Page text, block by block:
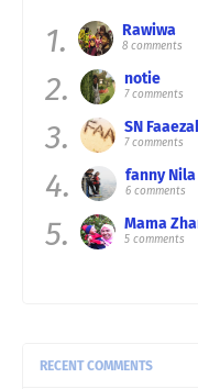
1. Rawiwa
8 comments
2. notie
7 comments
3. SN
7 comments
4. fanny
6 comments
5. Mama
5 comments
RECENT COMMENTS